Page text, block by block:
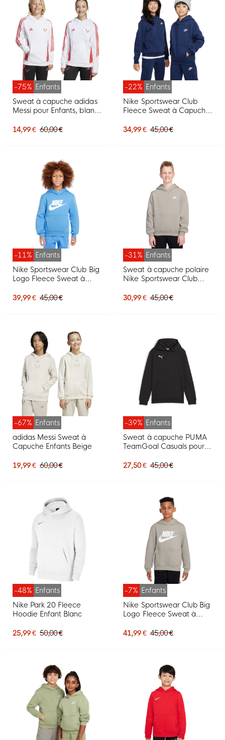
-75% Enfants
Sweat à capuche adidas
Messi pour Enfants, blanc
14,99 € 60,00 €
-22% Enfants
Nike Sportswear Club
Fleece Sweat à Capuche
34,99 € 45,00 €
-11% Enfants
Nike Sportswear Club Big
Logo Fleece Sweat à
Blanc
39,99 € 45,00 €
-31% Enfants
Sweat à capuche polaire
Nike Sportswear Club
Blanc
30,99 € 45,00 €
-67% Enfants
adidas Messi Sweat à
Capuche Enfants Beige
19,99 € 60,00 €
-39% Enfants
Sweat à capuche PUMA
TeamGoal Casuals pour
27,50 € 45,00 €
-48% Enfants
Nike Park 20 Fleece
Hoodie Enfant Blanc
25,99 € 50,00 €
-7% Enfants
Nike Sportswear Club Big
Logo Fleece Sweat à
Blanc
41,99 € 45,00 €